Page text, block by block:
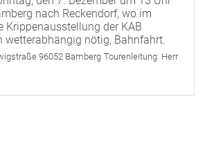
nach Reckendorf, wo im
Krippenausstellung der KAB
wetterabhängig nötig, Bahnfahrt.
96052 Bamberg Tourenleitung: Herr